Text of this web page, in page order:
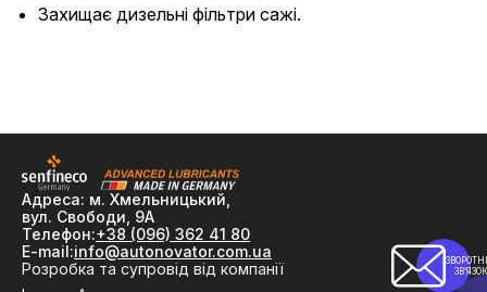
Захищає дизельні фільтри сажі.
Адреса: м. Хмельницький,
вул. Свободи, 9А
Телефон:+38 (096) 362 41 80
E-mail:info@autonovator.com.ua
Розробка та супровід від компанії
ЗВ’ЯЗОК